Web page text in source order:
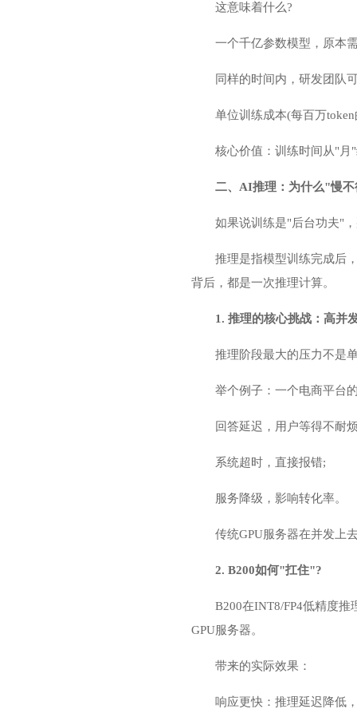
这意味着什么?
一个千亿参数模型，原本
同样的时间内，研发团队
单位训练成本(每百万
核心价值：训练时间从"月
二、AI推理：为什么"慢
如果说训练是"后台功夫"
推理是指模型训练完成后
背后，都是一次推理计算。
1. 推理的核心挑战：高并
推理阶段最大的压力不是
举个例子：一个电商平台
回答延迟，用户等得不耐
系统超时，直接报错;
服务降级，影响转化率。
传统GPU服务器在并发上
2. B200如何"扛住"?
B200在INT8/FP4低精度
GPU服务器。
带来的实际效果：
响应更快：推理延迟降低